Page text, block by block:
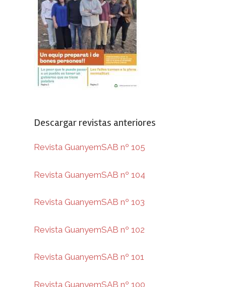
Descargar revistas anteriores
Revista GuanyemSAB nº 105
Revista GuanyemSAB nº 104
Revista GuanyemSAB nº 103
Revista GuanyemSAB nº 102
Revista GuanyemSAB nº 101
Revista GuanyemSAB nº 100